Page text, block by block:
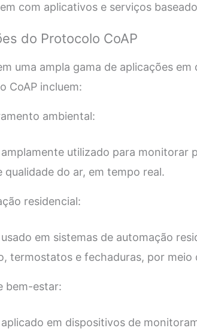
com aplicativos e serviços
do Protocolo CoAP
uma ampla gama de aplicações
CoAP incluem:
ambiental:
amplamente utilizado para
qualidade do ar, em tempo real.
residencial:
usado em sistemas de automação
termostatos e fechaduras, por
bem-estar:
aplicado em dispositivos de